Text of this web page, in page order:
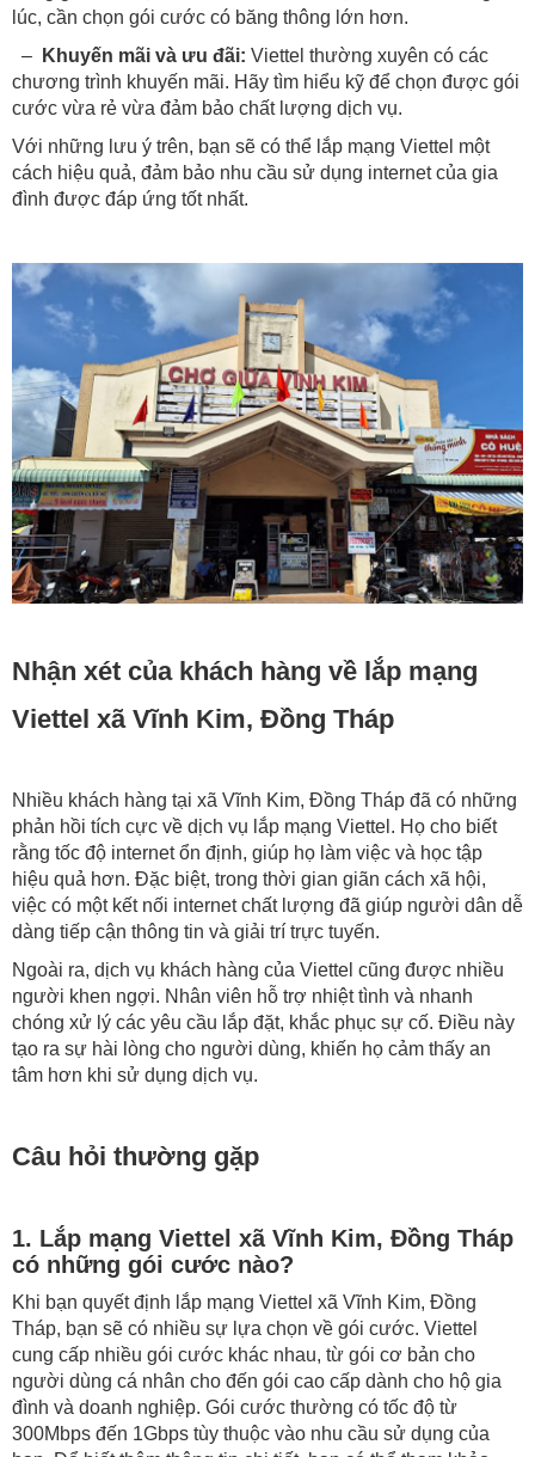
lúc, cần chọn gói cước có băng thông lớn hơn.
–
Khuyến mãi và ưu đãi: Viettel thường xuyên có các
chương trình khuyến mãi. Hãy tìm hiểu kỹ để chọn được gói
cước vừa rẻ vừa đảm bảo chất lượng dịch vụ.
Với những lưu ý trên, bạn sẽ có thể lắp mạng Viettel một
cách hiệu quả, đảm bảo nhu cầu sử dụng internet của gia
đình được đáp ứng tốt nhất.
Nhận xét của khách hàng về lắp mạng
Viettel xã Vĩnh Kim, Đồng Tháp
Nhiều khách hàng tại xã Vĩnh Kim, Đồng Tháp đã có những
phản hồi tích cực về dịch vụ lắp mạng Viettel. Họ cho biết
rằng tốc độ internet ổn định, giúp họ làm việc và học tập
hiệu quả hơn. Đặc biệt, trong thời gian giãn cách xã hội,
việc có một kết nối internet chất lượng đã giúp người dân dễ
dàng tiếp cận thông tin và giải trí trực tuyến.
Ngoài ra, dịch vụ khách hàng của Viettel cũng được nhiều
người khen ngợi. Nhân viên hỗ trợ nhiệt tình và nhanh
chóng xử lý các yêu cầu lắp đặt, khắc phục sự cố. Điều này
tạo ra sự hài lòng cho người dùng, khiến họ cảm thấy an
tâm hơn khi sử dụng dịch vụ.
Câu hỏi thường gặp
1. Lắp mạng Viettel xã Vĩnh Kim, Đồng Tháp
có những gói cước nào?
Khi bạn quyết định lắp mạng Viettel xã Vĩnh Kim, Đồng
Tháp, bạn sẽ có nhiều sự lựa chọn về gói cước. Viettel
cung cấp nhiều gói cước khác nhau, từ gói cơ bản cho
người dùng cá nhân cho đến gói cao cấp dành cho hộ gia
đình và doanh nghiệp. Gói cước thường có tốc độ từ
300Mbps đến 1Gbps tùy thuộc vào nhu cầu sử dụng của